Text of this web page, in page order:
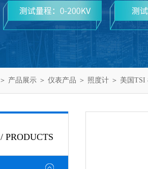
＞ 产品展示 ＞ 仪表产品 ＞ 照度计 ＞ 美国TSI
/ PRODUCTS